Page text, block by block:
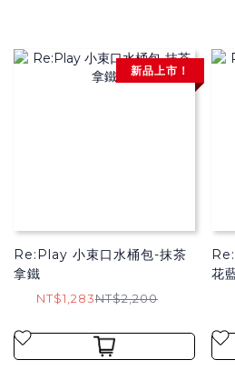
新品上市！
Re:Play 小束口水桶包-抹茶
拿鐵
NT$1,283NT$2,200
花